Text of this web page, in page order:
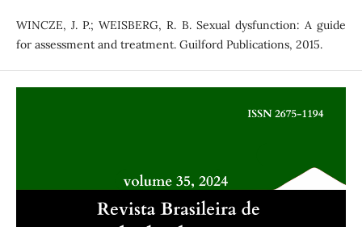
WINCZE, J. P.; WEISBERG, R. B. Sexual dysfunction: A guide
for assessment and treatment. Guilford Publications, 2015.